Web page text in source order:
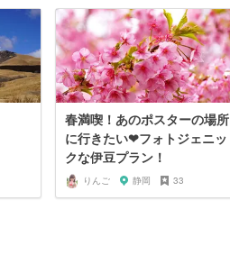
春満喫！あのポスターの場所
に行きたい❤︎フォトジェニッ
クな伊豆プラン！
りんご 静岡 33